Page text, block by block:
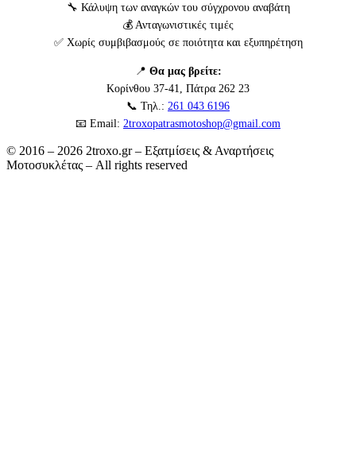
🔧 Κάλυψη των αναγκών του σύγχρονου αναβάτη
💰 Ανταγωνιστικές τιμές
✅ Χωρίς συμβιβασμούς σε ποιότητα και εξυπηρέτηση
📍 Θα μας βρείτε:
Κορίνθου 37-41, Πάτρα 262 23
📞 Τηλ.: 261 043 6196
📧 Email: 2troxopatrasmotoshop@gmail.com
© 2016 – 2026 2troxo.gr – Εξατμίσεις & Αναρτήσεις
Μοτοσυκλέτας – All rights reserved